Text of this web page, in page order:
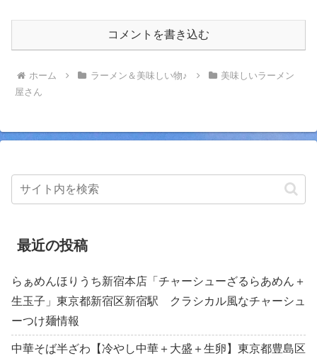
コメントを書き込む
ホーム ラーメン＆美味しい物♪
美味しいラーメン
屋さん
最近の投稿
らぁめんほりうち新宿本店「チャーシューざるらあめん＋
生玉子」東京都新宿区新宿駅 クラシカル風なチャーシュ
ーつけ麺情報
中華そば半ざわ【冷やし中華＋大盛＋生卵】東京都豊島区